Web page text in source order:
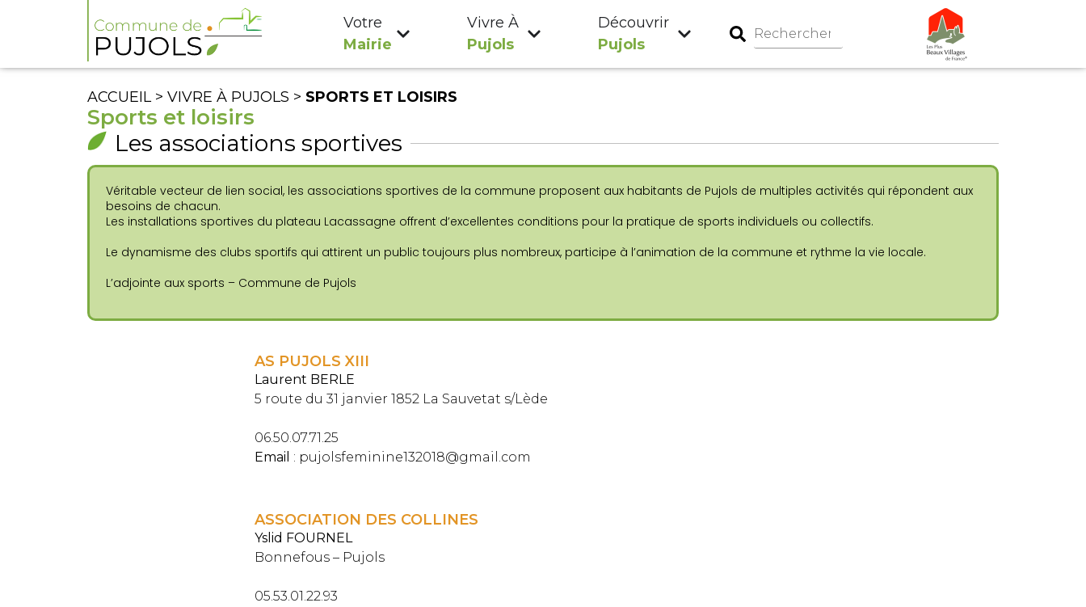
Votre
Mairie
Vivre À
Pujols
Découvrir
Pujols
ACCUEIL> VIVRE À PUJOLS > SPORTS ET LOISIRS
Sports et loisirs
Les associations sportives
Véritable vecteur de lien social, les associations sportives de la commune proposent aux habitants de Pujols de multiples activités qui répondent aux
besoins de chacun.
Les installations sportives du plateau Lacassagne offrent d’excellentes conditions pour la pratique de sports individuels ou collectifs.
Le dynamisme des clubs sportifs qui attirent un public toujours plus nombreux, participe à l’animation de la commune et rythme la vie locale.
L’adjointe aux sports – Commune de Pujols
AS PUJOLS XIII
Laurent BERLE
5 route du 31 janvier 1852 La Sauvetat s/Lède
06.50.07.71.25
Email : pujolsfeminine132018@gmail.com
ASSOCIATION DES COLLINES
Yslid FOURNEL
Bonnefous – Pujols
05.53.01.22.93